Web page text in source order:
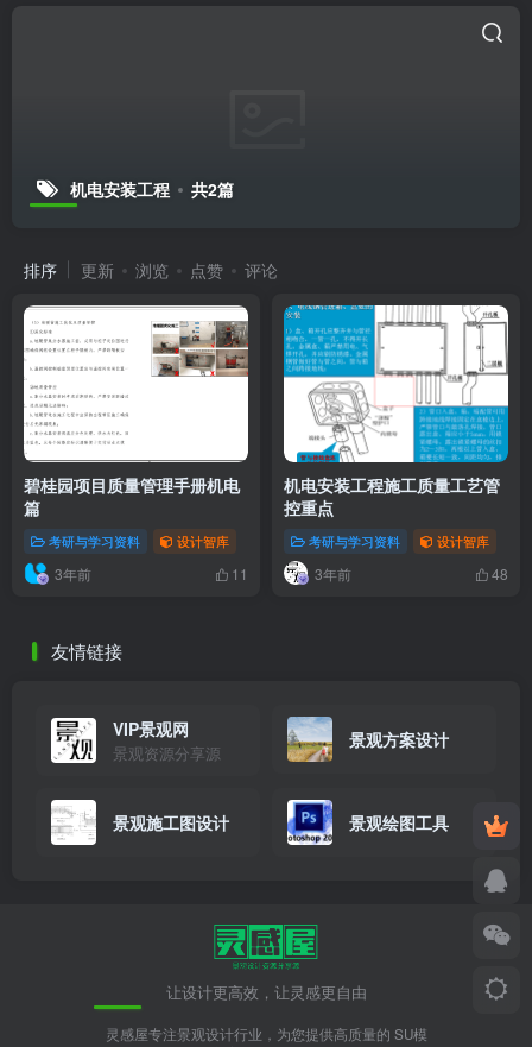
机电安装工程 共2篇
排序 更新 浏览 点赞 评论
碧桂园项目质量管理手册机电
篇
考研与学习资料 设计智库
3年前 11
机电安装工程施工质量工艺管
控重点
考研与学习资料 设计智库
3年前 48
友情链接
VIP景观网
景观资源分享源
景观方案设计
景观施工图设计 景观绘图工具
让设计更高效，让灵感更自由
灵感屋专注景观设计行业，为您提供高质量的 SU模